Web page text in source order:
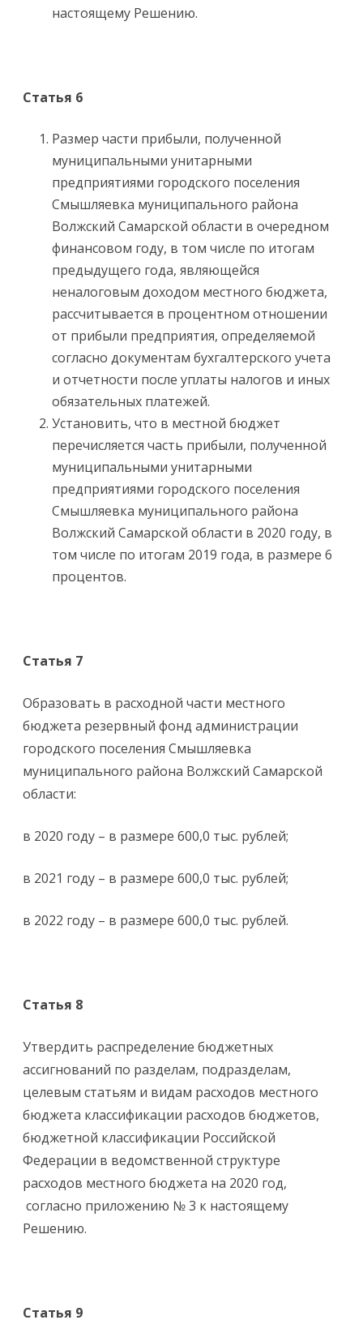
настоящему Решению.
Статья 6
Размер части прибыли, полученной
муниципальными унитарными
предприятиями городского поселения
Смышляевка муниципального района
Волжский Самарской области в очередном
финансовом году, в том числе по итогам
предыдущего года, являющейся
неналоговым доходом местного бюджета,
рассчитывается в процентном отношении
от прибыли предприятия, определяемой
согласно документам бухгалтерского учета
и отчетности после уплаты налогов и иных
обязательных платежей.
Установить, что в местной бюджет
перечисляется часть прибыли, полученной
муниципальными унитарными
предприятиями городского поселения
Смышляевка муниципального района
Волжский Самарской области в 2020 году, в
том числе по итогам 2019 года, в размере 6
процентов.
Статья 7
Образовать в расходной части местного
бюджета резервный фонд администрации
городского поселения Смышляевка
муниципального района Волжский Самарской
области:
в 2020 году – в размере 600,0 тыс. рублей;
в 2021 году – в размере 600,0 тыс. рублей;
в 2022 году – в размере 600,0 тыс. рублей.
Статья 8
Утвердить распределение бюджетных
ассигнований по разделам, подразделам,
целевым статьям и видам расходов местного
бюджета классификации расходов бюджетов,
бюджетной классификации Российской
Федерации в ведомственной структуре
расходов местного бюджета на 2020 год,
согласно приложению № 3 к настоящему
Решению.
Статья 9